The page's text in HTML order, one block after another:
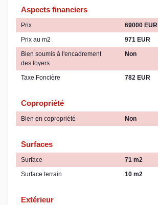
Aspects financiers
Prix
69000 EUR
Prix au m2
971 EUR
Bien soumis à l'encadrement
des loyers
Non
Taxe Foncière 782 EUR
Copropriété
Bien en copropriété Non
Surfaces
Surface
71 m2
Surface terrain
10 m2
Extérieur